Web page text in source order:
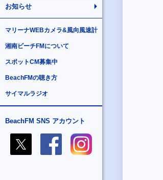
お知らせ
マリーナWEBカメラ&風向風速計
湘南ビーチFMについて
スポットCM募集中
BeachFMの聴き方
サイマルラジオ
BeachFM SNS アカウント